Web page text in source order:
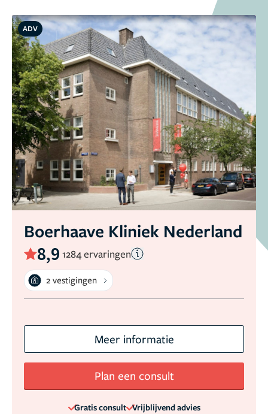
ADV
Boerhaave Kliniek Nederland
8,9 1284 ervaringen
2 vestigingen
Meer informatie
Plan een consult
Gratis consult Vrijblijvend advies